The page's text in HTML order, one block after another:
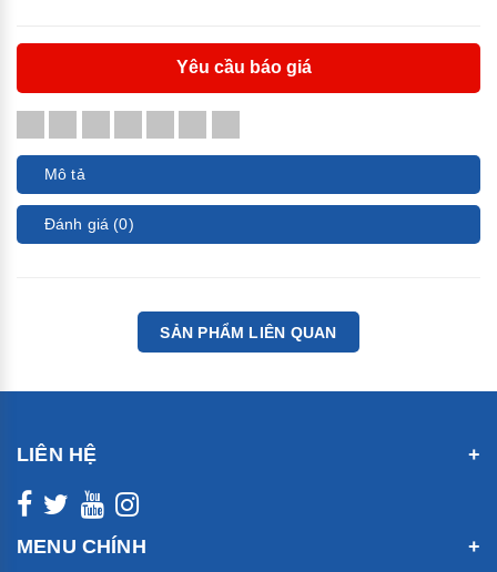
Yêu cầu báo giá
Mô tả
Đánh giá (0)
SẢN PHẨM LIÊN QUAN
LIÊN HỆ
MENU CHÍNH